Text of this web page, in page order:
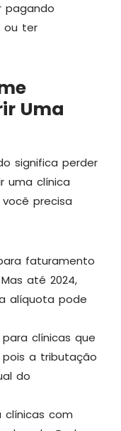
pagando
ou ter
Uma
significa perder
uma clínica
precisa
faturamento
até 2024,
alíquota pode
para clínicas que
a tributação
do
clínicas com